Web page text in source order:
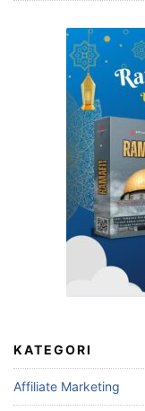
KATEGORI
Affiliate Marketing